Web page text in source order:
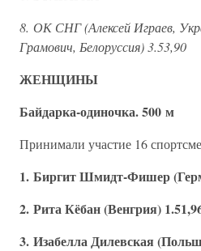
8. ОК СНГ (Алексей Играев,
Грамович, Белоруссия) 3.53,90
ЖЕНЩИНЫ
Байдарка-одиночка. 500 м
Принимали участие 16
1. Биргит Шмидт-Фишер
2. Рита Кёбан (Венгрия)
3. Изабелла Дилевская